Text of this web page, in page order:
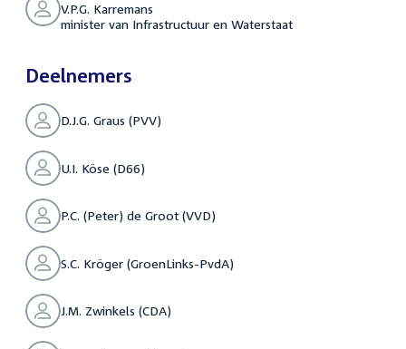
V.P.G. Karremans
minister van Infrastructuur en Waterstaat
Deelnemers
D.J.G. Graus (PVV)
U.I. Köse (D66)
P.C. (Peter) de Groot (VVD)
S.C. Kröger (GroenLinks-PvdA)
J.M. Zwinkels (CDA)